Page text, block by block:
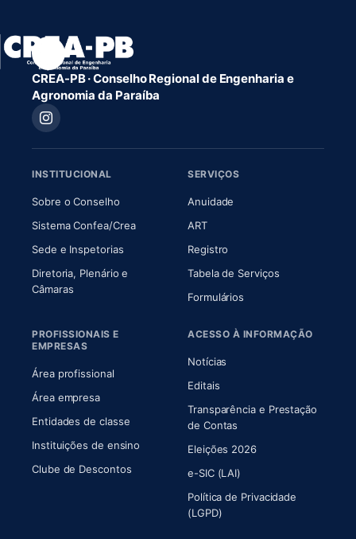
CREA-PB · Conselho Regional de Engenharia e
Agronomia da Paraíba
INSTITUCIONAL
Sobre o Conselho(abre em nova aba)
Sistema Confea/Crea(abre em nova aba)
Sede e Inspetorias
Diretoria, Plenário e
Câmaras(abre em nova aba)
SERVIÇOS
Anuidade
ART(abre em nova aba)
Registro
Tabela de Serviços
Formulários
PROFISSIONAIS E
EMPRESAS
Área profissional
Área empresa
Entidades de classe
Instituições de ensino
Clube de Descontos
ACESSO À INFORMAÇÃO
Notícias
Editais
Transparência e Prestação
de Contas
Eleições 2026
e-SIC (LAI)
Política de Privacidade
(LGPD)